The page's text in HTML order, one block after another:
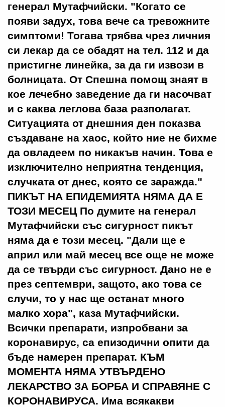
генерал Мутафчийски. "Когато се
появи задух, това вече са тревожните
симптоми! Тогава трябва чрез личния
си лекар да се обадят на тел. 112 и да
пристигне линейка, за да ги извози в
болницата. От Спешна помощ знаят в
кое лечебно заведение да ги насочват
и с каква леглова база разполагат.
Ситуацията от днешния ден показва
създаване на хаос, който ние не бихме
да овладеем по никакъв начин. Това е
изключително неприятна тенденция,
случката от днес, която се заражда."
ПИКЪТ НА ЕПИДЕМИЯТА НЯМА ДА Е
ТОЗИ МЕСЕЦ По думите на генерал
Мутафчийски със сигурност пикът
няма да е този месец. "Дали ще е
април или май месец все още не може
да се твърди със сигурност. Дано не е
през септември, защото, ако това се
случи, то у нас ще останат много
малко хора", каза Мутафчийски.
Всички препарати, изпробвани за
коронавирус, са епизодични опити да
бъде намерен препарат. КЪМ
МОМЕНТА НЯМА УТВЪРДЕНО
ЛЕКАРСТВО ЗА БОРБА И СПРАВЯНЕ С
КОРОНАВИРУСА. Има всякакви